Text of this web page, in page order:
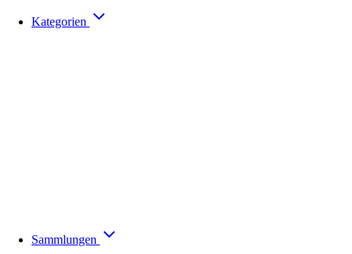
Kategorien
Sammlungen